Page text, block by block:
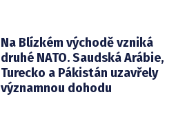
Na Blízkém východě vzniká
druhé NATO. Saudská Arábie,
Turecko a Pákistán uzavřely
významnou dohodu